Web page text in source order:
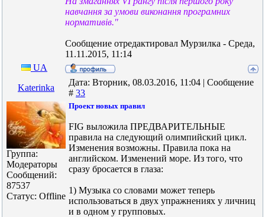
навчання за умови виконання програмних
нормативів."
Сообщение отредактировал Мурзилка - Среда,
11.11.2015, 11:14
UA
Katerinka
Дата: Вторник, 08.03.2016, 11:04 | Сообщение
# 33
Группа:
Модераторы
Сообщений:
87537
Статус: Offline
Проект новых правил
FIG выложила ПРЕДВАРИТЕЛЬНЫЕ
правила на следующий олимпийский цикл.
Изменения возможны. Правила пока на
английском. Изменений море. Из того, что
сразу бросается в глаза:
1) Музыка со словами может теперь
использоваться в двух упражнениях у личниц
и в одном у групповых.